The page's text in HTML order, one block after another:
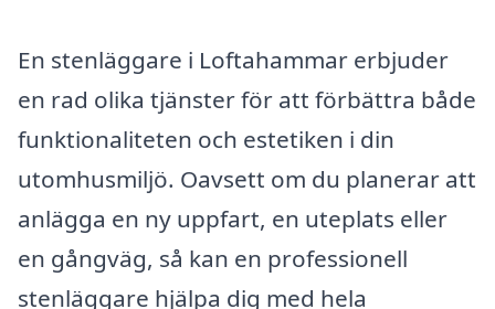
En stenläggare i Loftahammar erbjuder
en rad olika tjänster för att förbättra både
funktionaliteten och estetiken i din
utomhusmiljö. Oavsett om du planerar att
anlägga en ny uppfart, en uteplats eller
en gångväg, så kan en professionell
stenläggare hjälpa dig med hela